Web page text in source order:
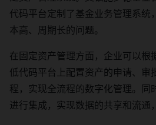
代码平台定制了基金业务管理系统
本高、周期长的问题。
在固定资产管理方面，企业可以根
低代码平台上配置资产的申请、审
程，实现全流程的数字化管理。同
进行集成，实现数据的共享和流通